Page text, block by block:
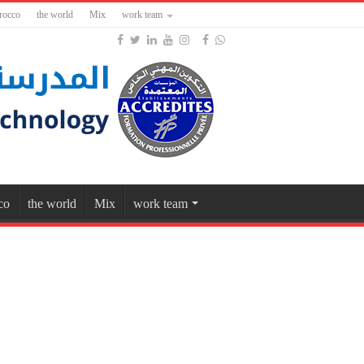
the world Mix work team
the world Mix work team